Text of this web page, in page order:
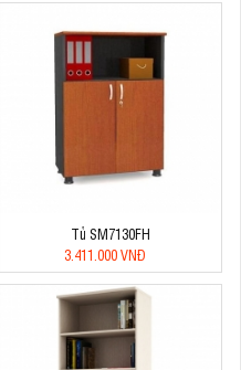
Tủ SM7130FH
3.411.000 VNĐ